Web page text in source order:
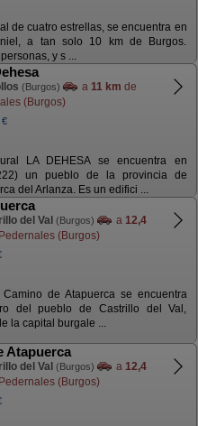
de cuatro estrellas, se encuentra en
a tan solo 10 km de Burgos.
y s ...
(Burgos) a 11 km de
(Burgos)
€
LA DEHESA se encuentra en
un pueblo de la provincia de
del Arlanza. Es un edifici ...
del Val (Burgos) a 12,4
(Burgos)
de Atapuerca se encuentra
del pueblo de Castrillo del Val,
la capital burgale ...
Atapuerca
del Val (Burgos) a 12,4
(Burgos)